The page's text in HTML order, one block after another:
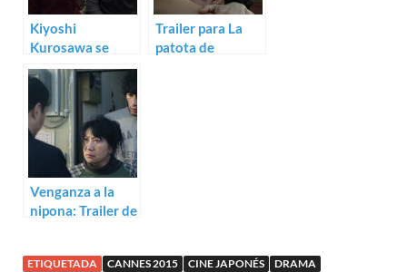
Kiyoshi
Kurosawa se
pasa a la ‹sci-fi›
más fantástica:
trailer de Real
Trailer para La
patota de
Venganza a la
nipona: Trailer de
ETIQUETADA CANNES 2015 CINE JAPONÉS
DRAMA